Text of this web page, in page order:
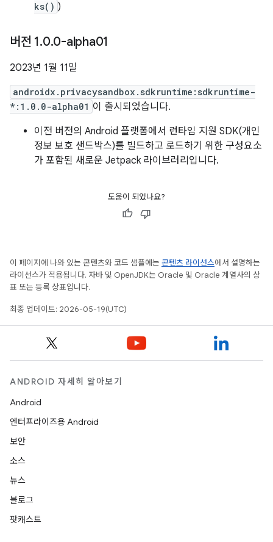
ks() )
버전 1.0.0-alpha01
2023년 1월 11일
androidx.privacysandbox.sdkruntime:sdkruntime-
*:1.0.0-alpha01 이 출시되었습니다.
이전 버전의 Android 플랫폼에서 런타임 지원 SDK(개인
정보 보호 샌드박스)를 빌드하고 로드하기 위한 구성요소
가 포함된 새로운 Jetpack 라이브러리입니다.
도움이 되었나요?
이 페이지에 나와 있는 콘텐츠와 코드 샘플에는 콘텐츠 라이선스에서 설명하는
라이선스가 적용됩니다. 자바 및 OpenJDK는 Oracle 및 Oracle 계열사의 상
표 또는 등록 상표입니다.
최종 업데이트: 2026-05-19(UTC)
ANDROID 자세히 알아보기
Android
엔터프라이즈용 Android
보안
소스
뉴스
블로그
팟캐스트